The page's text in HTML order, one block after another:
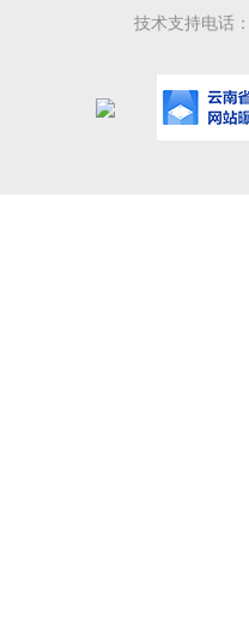
技术支持电话